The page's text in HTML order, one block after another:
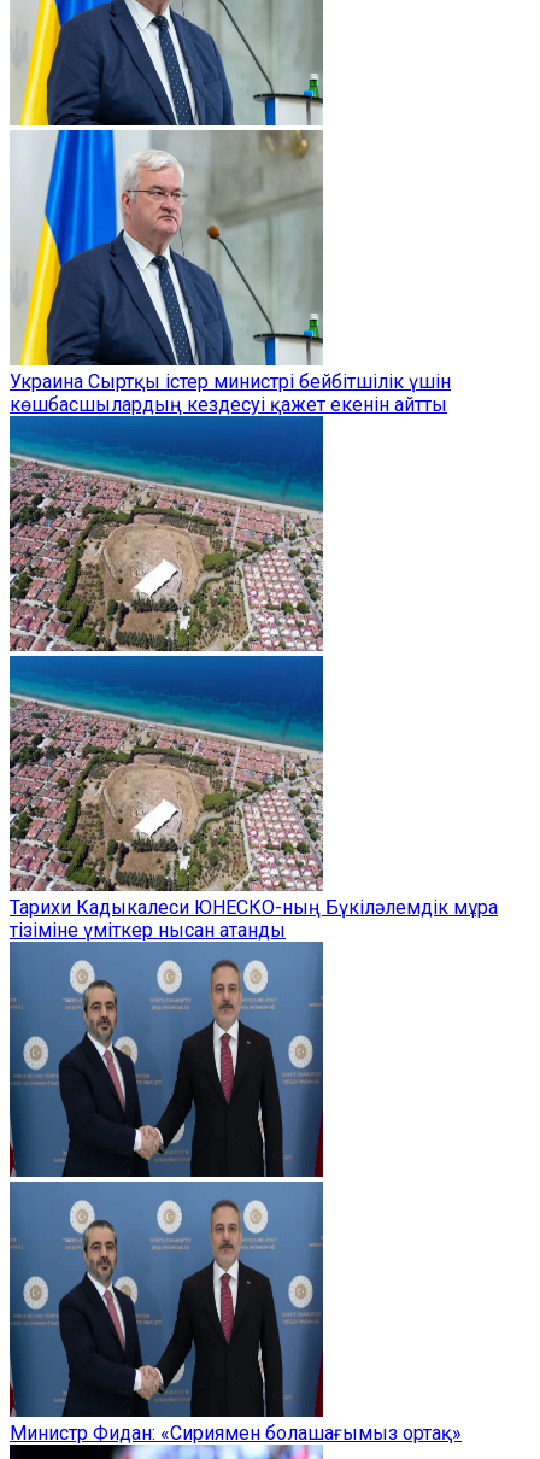
Украина Сыртқы істер министрі бейбітшілік үшін
көшбасшылардың кездесуі қажет екенін айтты
Тарихи Кадыкалеси ЮНЕСКО-ның Бүкіләлемдік мұра
тізіміне үміткер нысан атанды
Министр Фидан: «Сириямен болашағымыз ортақ»